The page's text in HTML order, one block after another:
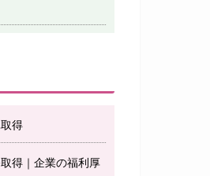
得
得｜企業の福利厚